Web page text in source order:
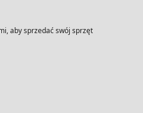
aby sprzedać swój sprzęt